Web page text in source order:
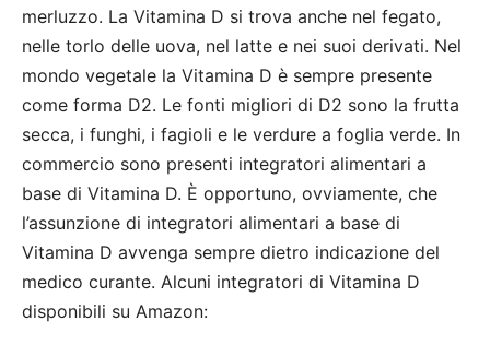
merluzzo. La Vitamina D si trova anche nel fegato,
nelle torlo delle uova, nel latte e nei suoi derivati. Nel
mondo vegetale la Vitamina D è sempre presente
come forma D2. Le fonti migliori di D2 sono la frutta
secca, i funghi, i fagioli e le verdure a foglia verde. In
commercio sono presenti integratori alimentari a
base di Vitamina D. È opportuno, ovviamente, che
l’assunzione di integratori alimentari a base di
Vitamina D avvenga sempre dietro indicazione del
medico curante. Alcuni integratori di Vitamina D
disponibili su Amazon: